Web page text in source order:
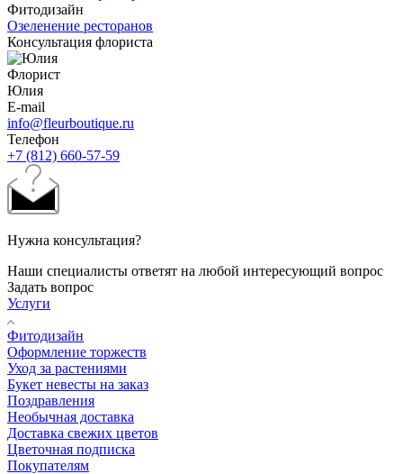
Фитодизайн
Озеленение ресторанов
Консультация флориста
Флорист
Юлия
E-mail
info@fleurboutique.ru
Телефон
+7 (812) 660-57-59
Нужна консультация?
Наши специалисты ответят на любой интересующий вопрос
Задать вопрос
Услуги
Фитодизайн
Оформление торжеств
Уход за растениями
Букет невесты на заказ
Поздравления
Необычная доставка
Доставка свежих цветов
Цветочная подписка
Покупателям